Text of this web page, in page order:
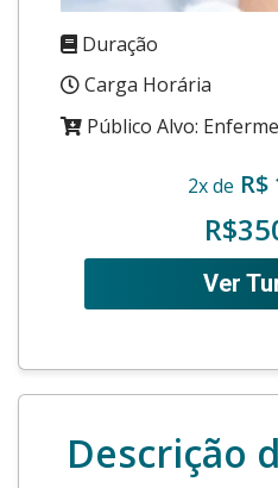
Duração
Carga Horária
Público Alvo:
2x de R$
Ver
Descrição